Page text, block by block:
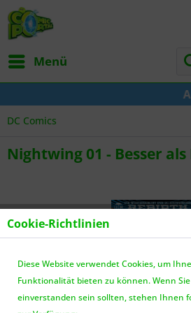
Menü
DC Comics
Nightwing 01 - Besser
Cookie-Richtlinien
Diese Website verwendet Cookies, um
Funktionalität bieten zu können. Wenn
einverstanden sein sollten, stehen Ihnen